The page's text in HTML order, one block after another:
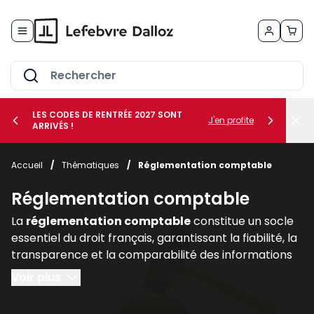
le sous-menu Vos métiers
le sous-menu Vos besoins
LES CODES DE RENTRÉE 2027 SONT
ARRIVÉS !
J'en profite
Accueil / Thématiques / Réglementation comptable
Réglementation comptable
La réglementation comptableconstitue un socle
essentiel du droit français, garantissant la fiabilité, la
transparence et la comparabilité des informations
financières produites par les entreprises. Elle
encadre la manière dont les sociétés doivent